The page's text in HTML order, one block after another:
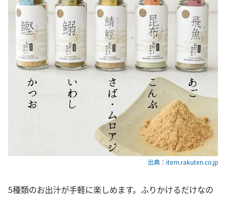
出典：item.rakuten.co.jp
5種類のお出汁が手軽に楽しめます。ふりかけるだけなの